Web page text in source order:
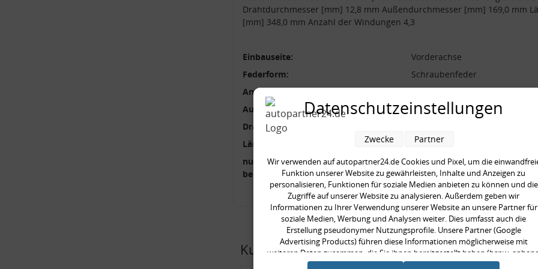
Drahtdurchmesser [mm] 12,8 mm Außendurchmesser [mm] 169,0 mm
[mm] 348,0 mm Anzahl der Windungen 4,3
Einbauseite:
Vorderachse
Federform:
Schraubenfeder
Anzahl der Windungen:
4,3
Außendurchmesser [mm]:
169,0 mm
Drahtdurchmesser [mm]:
Länge [mm]:
348,0 mm
nur paarweise austauschen:
benötigte Stückzahl:
2,0
Kunden kauften auch
Datenschutzeinstellungen
Wir verwenden auf autopartner24.de Cookies und Pixel, um die
Funktion unserer Website zu gewährleisten, Inhalte und Anzeigen zu
personalisieren, Funktionen für soziale Medien anbieten zu können und die
Zugriffe auf unserer Website zu analysieren. Außerdem geben wir
Informationen zu Ihrer Verwendung unserer Website an unsere Partner für
soziale Medien, Werbung und Analysen weiter. Dies umfasst auch die
Erstellung pseudonymer Nutzungsprofile. Unsere Partner (Google
Advertising Products) führen diese Informationen möglicherweise mit
weiteren Daten zusammen, die Sie ihnen bereitgestellt haben (bspw.
eines persönlichen Accounts) oder welche sie im Rahmen Ihrer Nutzung der
Zwecke Partner